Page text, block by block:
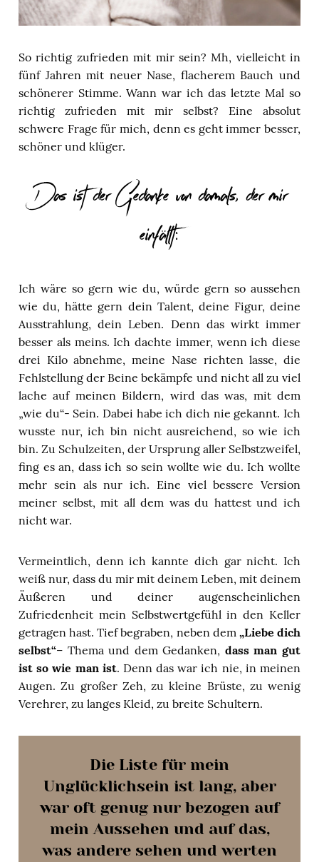
So richtig zufrieden mit mir sein? Mh, vielleicht in
fünf Jahren mit neuer Nase, flacherem Bauch und
schönerer Stimme. Wann war ich das letzte Mal so
richtig zufrieden mit mir selbst? Eine absolut
schwere Frage für mich, denn es geht immer besser,
schöner und klüger.
Das ist der Gedanke von damals, der mir
einfällt:
Ich wäre so gern wie du, würde gern so aussehen
wie du, hätte gern dein Talent, deine Figur, deine
Ausstrahlung, dein Leben. Denn das wirkt immer
besser als meins. Ich dachte immer, wenn ich diese
drei Kilo abnehme, meine Nase richten lasse, die
Fehlstellung der Beine bekämpfe und nicht all zu viel
lache auf meinen Bildern, wird das was, mit dem
„wie du“- Sein. Dabei habe ich dich nie gekannt. Ich
wusste nur, ich bin nicht ausreichend, so wie ich
bin. Zu Schulzeiten, der Ursprung aller Selbstzweifel,
fing es an, dass ich so sein wollte wie du. Ich wollte
mehr sein als nur ich. Eine viel bessere Version
meiner selbst, mit all dem was du hattest und ich
nicht war.
Vermeintlich, denn ich kannte dich gar nicht. Ich
weiß nur, dass du mir mit deinem Leben, mit deinem
Äußeren und deiner augenscheinlichen
Zufriedenheit mein Selbstwertgefühl in den Keller
getragen hast. Tief begraben, neben dem „Liebe dich
selbst“– Thema und dem Gedanken, dass man gut
ist so wie man ist. Denn das war ich nie, in meinen
Augen. Zu großer Zeh, zu kleine Brüste, zu wenig
Verehrer, zu langes Kleid, zu breite Schultern.
Die Liste für mein
Unglücklichsein ist lang, aber
war oft genug nur bezogen auf
mein Aussehen und auf das,
was andere sehen und werten